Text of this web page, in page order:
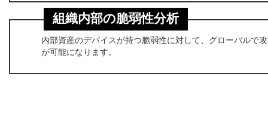
組織内部の脆弱性分析
内部資産のデバイスが持つ脆弱性に対して、グローバルで
が可能になります。